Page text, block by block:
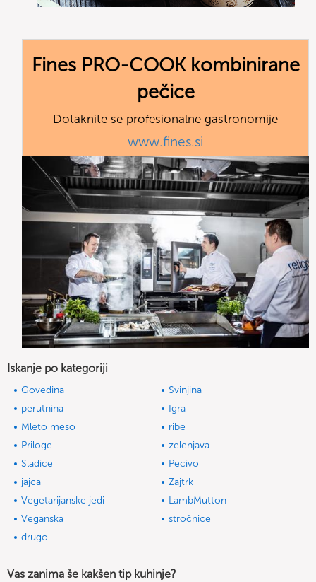
Fines PRO-COOK kombinirane
pečice
Dotaknite se profesionalne gastronomije
www.fines.si
Iskanje po kategoriji
Govedina
Svinjina
perutnina
Igra
Mleto meso
ribe
Priloge
zelenjava
Sladice
Pecivo
jajca
Zajtrk
Vegetarijanske jedi
LambMutton
Veganska
stročnice
drugo
Vas zanima še kakšen tip kuhinje?